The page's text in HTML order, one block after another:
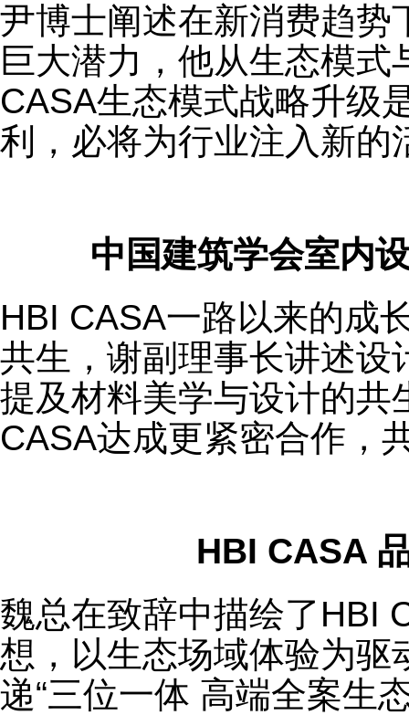
尹博士阐述在新消费趋势
巨大潜力，他从生态模
CASA生态模式战略升级
利，必将为行业注入新的
中国建筑学会室内
HBI CASA一路以来的成
共生，谢副理事长讲述设
提及材料美学与设计的共
CASA达成更紧密合作，
HBI CASA
魏总在致辞中描绘了HBI
想，以生态场域体验为驱
递“三位一体 高端全案生